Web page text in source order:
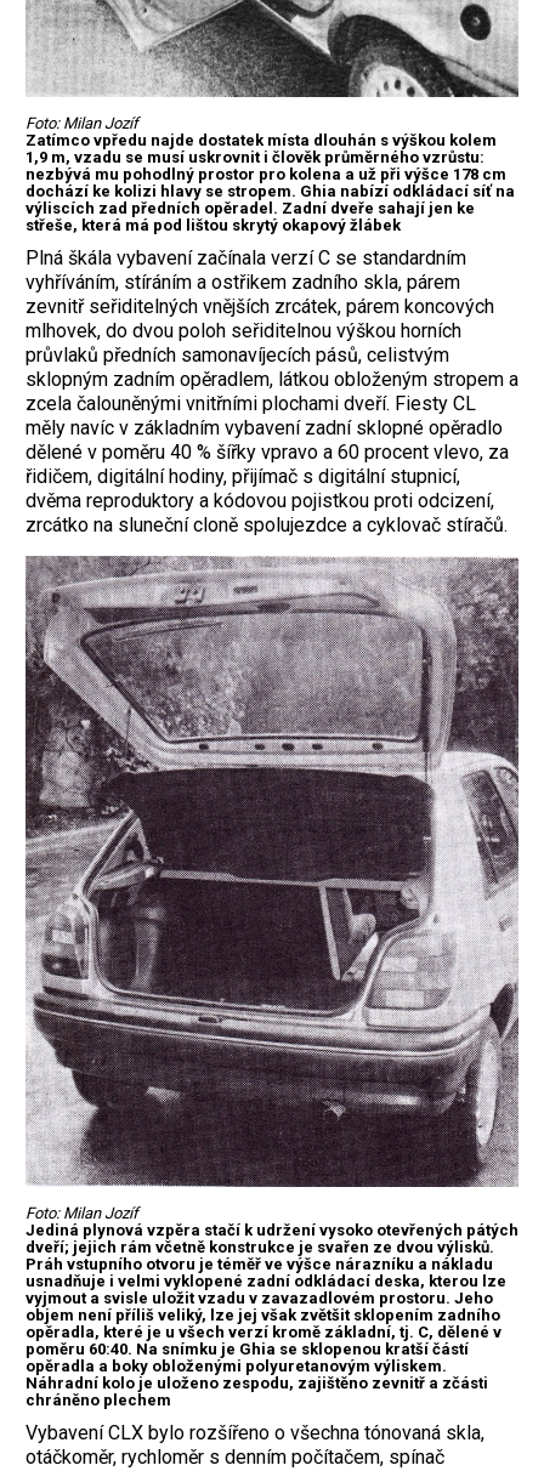
Foto: Milan Jozíf
Zatímco vpředu najde dostatek místa dlouhán s výškou kolem
1,9 m, vzadu se musí uskrovnit i člověk průměrného vzrůstu:
nezbývá mu pohodlný prostor pro kolena a už při výšce 178 cm
dochází ke kolizi hlavy se stropem. Ghia nabízí odkládací síť na
výliscích zad předních opěradel. Zadní dveře sahají jen ke
střeše, která má pod lištou skrytý okapový žlábek
Plná škála vybavení začínala verzí C se standardním
vyhříváním, stíráním a ostřikem zadního skla, párem
zevnitř seřiditelných vnějších zrcátek, párem koncových
mlhovek, do dvou poloh seřiditelnou výškou horních
průvlaků předních samonavíjecích pásů, celistvým
sklopným zadním opěradlem, látkou obloženým stropem a
zcela čalouněnými vnitřními plochami dveří. Fiesty CL
měly navíc v základním vybavení zadní sklopné opěradlo
dělené v poměru 40 % šířky vpravo a 60 procent vlevo, za
řidičem, digitální hodiny, přijímač s digitální stupnicí,
dvěma reproduktory a kódovou pojistkou proti odcizení,
zrcátko na sluneční cloně spolujezdce a cyklovač stíračů.
Foto: Milan Jozíf
Jediná plynová vzpěra stačí k udržení vysoko otevřených pátých
dveří; jejich rám včetně konstrukce je svařen ze dvou výlisků.
Práh vstupního otvoru je téměř ve výšce nárazníku a nákladu
usnadňuje i velmi vyklopené zadní odkládací deska, kterou lze
vyjmout a svisle uložit vzadu v zavazadlovém prostoru. Jeho
objem není příliš veliký, lze jej však zvětšit sklopením zadního
opěradla, které je u všech verzí kromě základní, tj. C, dělené v
poměru 60:40. Na snímku je Ghia se sklopenou kratší částí
opěradla a boky obloženými polyuretanovým výliskem.
Náhradní kolo je uloženo zespodu, zajištěno zevnitř a zčásti
chráněno plechem
Vybavení CLX bylo rozšířeno o všechna tónovaná skla,
otáčkoměr, rychloměr s denním počítačem, spínač